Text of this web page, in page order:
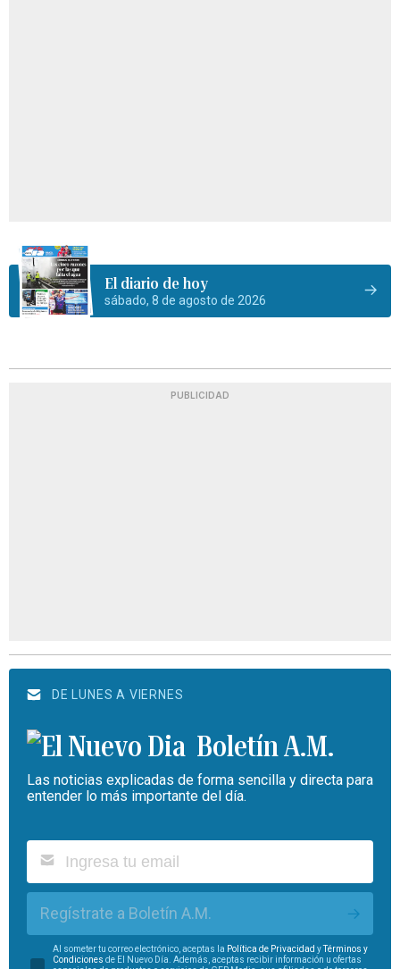
El diario de hoy
sábado, 8 de agosto de 2026
PUBLICIDAD
DE LUNES A VIERNES
Boletín A.M.
Las noticias explicadas de forma sencilla y directa para
entender lo más importante del día.
Regístrate a Boletín A.M.
Al someter tu correo electrónico, aceptas la Política de Privacidad y
Términos y
Condiciones de El Nuevo Día. Además, aceptas recibir información u ofertas